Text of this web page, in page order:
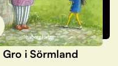
Gro i Sörmland